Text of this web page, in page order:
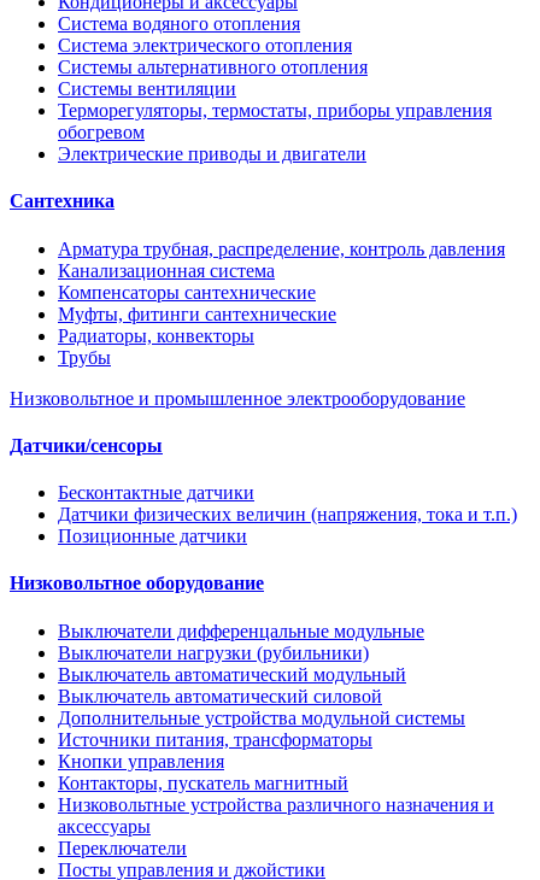
Система водяного отопления
Система электрического отопления
Системы альтернативного отопления
Системы вентиляции
Терморегуляторы, термостаты, приборы управления
обогревом
Электрические приводы и двигатели
Сантехника
Арматура трубная, распределение, контроль давления
Канализационная система
Компенсаторы сантехнические
Муфты, фитинги сантехнические
Радиаторы, конвекторы
Трубы
Низковольтное и промышленное электрооборудование
Датчики/сенсоры
Бесконтактные датчики
Датчики физических величин (напряжения, тока и т.п.)
Позиционные датчики
Низковольтное оборудование
Выключатели дифференцальные модульные
Выключатели нагрузки (рубильники)
Выключатель автоматический модульный
Выключатель автоматический силовой
Дополнительные устройства модульной системы
Источники питания, трансформаторы
Кнопки управления
Контакторы, пускатель магнитный
Низковольтные устройства различного назначения и
аксессуары
Переключатели
Посты управления и джойстики